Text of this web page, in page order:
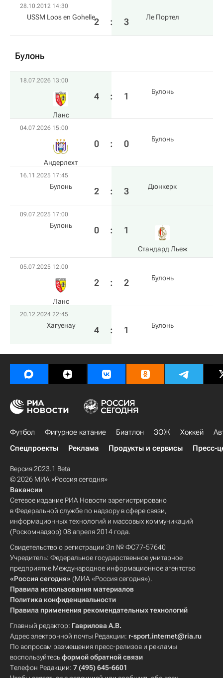
28.10.2012 14:30
USSM Loos en Gohelle2 : 3 Ле Портел
Булонь
18.07.2026 13:00
Ланс
4 : 1 Булонь
04.07.2026 15:00
Андерлехт
0 : 0 Булонь
16.11.2025 17:45
Булонь 2 : 3 Дюнкерк
09.07.2025 17:00
Булонь 0 : 1
Стандард Льеж
05.07.2025 12:00
Ланс
2 : 2 Булонь
20.12.2024 22:45
Хагуенау 4 : 1 Булонь
Футбол Фигурное катание Биатлон ЗОЖ Хоккей
Спецпроекты
Реклама Продукты и сервисы Пресс-
Версия 2023.1 Beta
© 2026 МИА «Россия сегодня»
Вакансии
Сетевое издание РИА Новости зарегистрировано
в Федеральной службе по надзору в сфере связи,
информационных технологий и массовых коммуникаций
(Роскомнадзор) 08 апреля 2014 года.
Свидетельство о регистрации Эл № ФС77-57640
Учредитель: Федеральное государственное унитарное
предприятие Международное информационное агентство
«Россия сегодня» (МИА «Россия сегодня»).
Правила использования материалов
Политика конфиденциальности
Правила применения рекомендательных технологий
Главный редактор: Гаврилова А.В.
Адрес электронной почты Редакции: r-sport.internet@ria.ru
По вопросам размещения пресс-релизов и рекламы
воспользуйтесьформой обратной связи
Телефон Редакции: 7 (495) 645-6601